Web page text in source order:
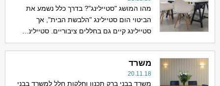
מהו המושג "סטיילינג"? בדרך כלל נשמע את
הביטוי הום סטיילינג "הלבשת הבית", אך
סטיילינג קיים גם בחללים ציבוריים. סטיילינ...
משרד
20.11.18
משרד בבני ברק תכנון וחלקות חלל למשרד בבני